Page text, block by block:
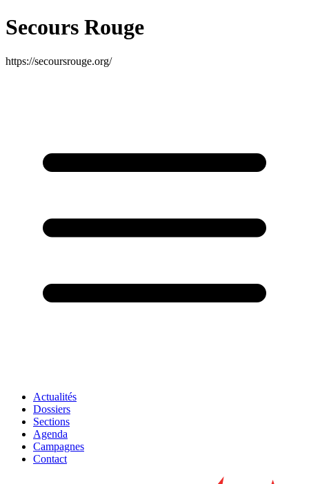
Secours Rouge
https://secoursrouge.org/
Actualités
Dossiers
Sections
Agenda
Campagnes
Contact